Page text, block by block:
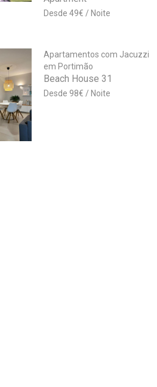
49€
Apartamentos com Jacuzzi
em Portimão
Beach House 31
98€